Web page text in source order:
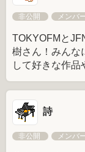
非公開 メンバ
TOKYOFMと
樹さん！みんな
して好きな作
詩
非公開 メンバ